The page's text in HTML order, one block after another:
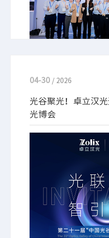
04-30 / 2026
光谷聚光！卓立汉
光博会
5月18-20日，卓立汉光
谷” 国际光电子博览会（
决方案，与业界同仁共探
临交流！